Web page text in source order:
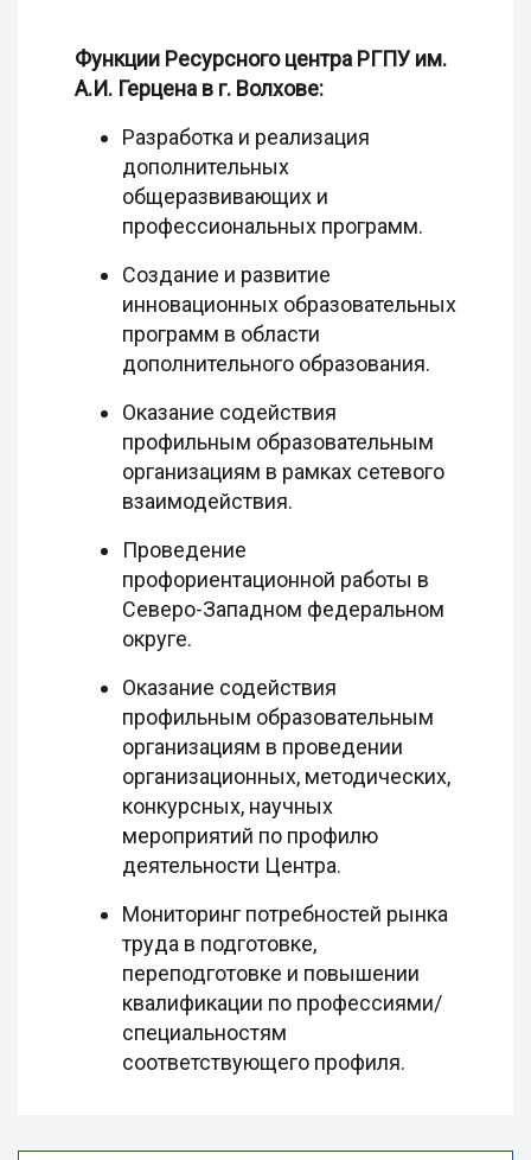
Функции Ресурсного центра РГПУ им.
А.И. Герцена в г. Волхове:
Разработка и реализация
дополнительных
общеразвивающих и
профессиональных программ.
Создание и развитие
инновационных образовательных
программ в области
дополнительного образования.
Оказание содействия
профильным образовательным
организациям в рамках сетевого
взаимодействия.
Проведение
профориентационной работы в
Северо-Западном федеральном
округе.
Оказание содействия
профильным образовательным
организациям в проведении
организационных, методических,
конкурсных, научных
мероприятий по профилю
деятельности Центра.
Мониторинг потребностей рынка
труда в подготовке,
переподготовке и повышении
квалификации по профессиями/
специальностям
соответствующего профиля.